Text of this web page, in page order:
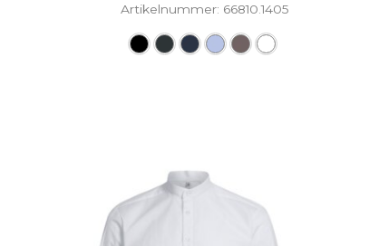
Artikelnummer: 66810.1405